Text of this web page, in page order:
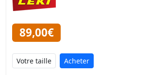
89,00€
Acheter